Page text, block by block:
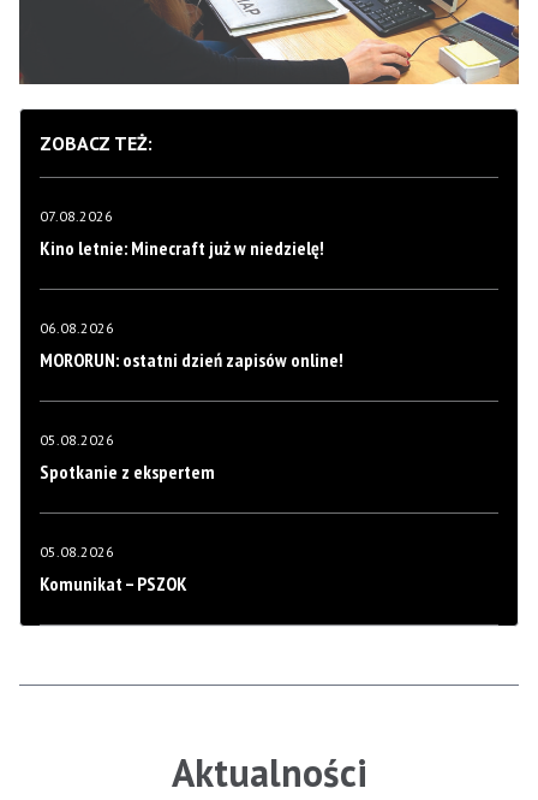
ZOBACZ TEŻ:
07.08.2026
Kino letnie: Minecraft już w niedzielę!
06.08.2026
MORORUN: ostatni dzień zapisów online!
05.08.2026
Spotkanie z ekspertem
05.08.2026
Komunikat – PSZOK
Aktualności